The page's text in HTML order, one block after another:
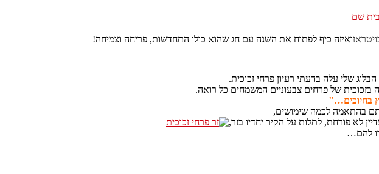
שם
ואיזה כיף לפתוח את השנה עם חג שהוא כולו התחדשות, פריחה וצמיחה!
שלי עלה בדעתי רעיון פרחי זכוכית.
של פרחים צבעוניים המשמחים כל רואה.
בחיוכים…"
בהתאמה לכמה שימושים,
לא פורחת, לתלות על הקיר יחדיו בזר,
להם…